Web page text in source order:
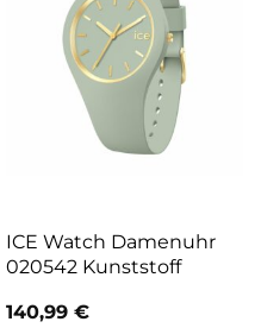
ICE Watch Damenuhr
020542 Kunststoff
140,99 €